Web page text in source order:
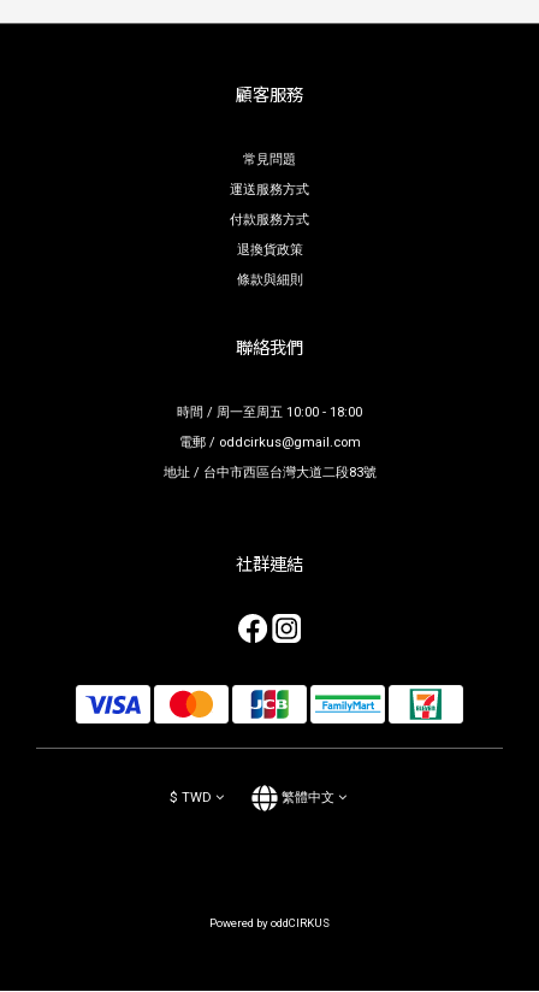
顧客服務
常見問題
運送服務方式
付款服務方式
退換貨政策
條款與細則
聯絡我們
時間 / 周一至周五 10:00 - 18:00
電郵 / oddcirkus@gmail.com
地址 / 台中市西區台灣大道二段83號
社群連結
$ TWD 繁體中文
Powered by oddCIRKUS